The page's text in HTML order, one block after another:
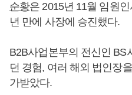
순황은 2015년 11월 임원
년 만에 사장에 승진했다.
B2B사업본부의 전신인 BS
던 경험, 여러 해외 법인장
가받았다.